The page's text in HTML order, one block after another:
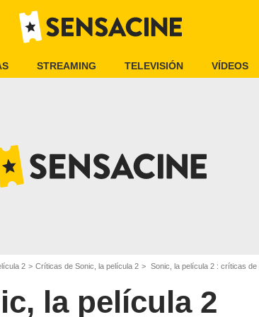
STREAMING TELEVISIÓN VÍDEOS
2 Críticas de Sonic, la película 2 Sonic, la película 2 : críticas de
la película 2